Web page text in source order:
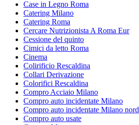
Case in Legno Roma
Catering Milano
Catering Roma
Cercare Nutrizionista A Roma Eur
Cessione del quinto
Cimici da letto Roma
Cinema
Colirificio Rescaldina
Collari Derivazione
Colorifici Rescaldina
Compro Acciaio Milano
Compro auto incidentate Milano
Compro auto incidentate Milano nord
Compro auto usate